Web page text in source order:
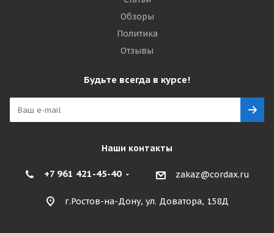
Обзоры
Политика
Отзывы
Будьте всегда в курсе!
Наши контакты
+7 961 421-45-40 zakaz@cordax.ru
г.Ростов-на-Дону, ул. Доватора, 158Д